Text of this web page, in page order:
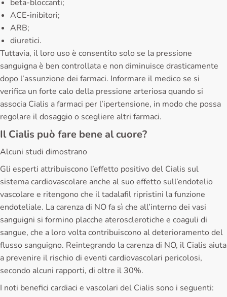
beta-bloccanti;
ACE-inibitori;
ARB;
diuretici.
Tuttavia, il loro uso è consentito solo se la pressione
sanguigna è ben controllata e non diminuisce drasticamente
dopo l’assunzione dei farmaci. Informare il medico se si
verifica un forte calo della pressione arteriosa quando si
associa Cialis a farmaci per l’ipertensione, in modo che possa
regolare il dosaggio o scegliere altri farmaci.
Il Cialis può fare bene al cuore?
Alcuni studi dimostrano
Gli esperti attribuiscono l’effetto positivo del Cialis sul
sistema cardiovascolare anche al suo effetto sull’endotelio
vascolare e ritengono che il tadalafil ripristini la funzione
endoteliale. La carenza di NO fa sì che all’interno dei vasi
sanguigni si formino placche aterosclerotiche e coaguli di
sangue, che a loro volta contribuiscono al deterioramento del
flusso sanguigno. Reintegrando la carenza di NO, il Cialis aiuta
a prevenire il rischio di eventi cardiovascolari pericolosi,
secondo alcuni rapporti, di oltre il 30%.
I noti benefici cardiaci e vascolari del Cialis sono i seguenti: